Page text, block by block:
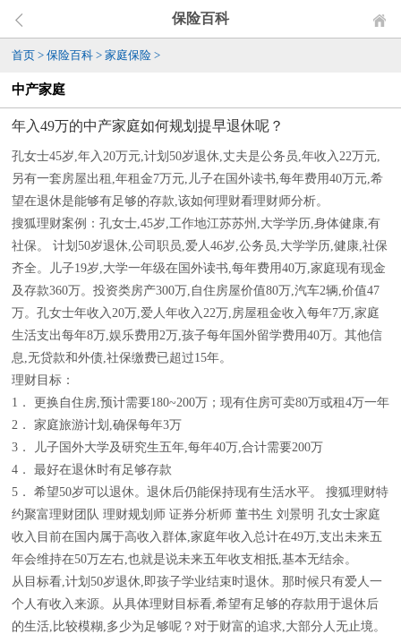
保险百科
首页 > 保险百科 > 家庭保险 >
中产家庭
年入49万的中产家庭如何规划提早退休呢？
孔女士45岁,年入20万元,计划50岁退休,丈夫是公务员,年收入22万元,
另有一套房屋出租,年租金7万元,儿子在国外读书,每年费用40万元,希
望在退休是能够有足够的存款,该如何理财看理财师分析。
搜狐理财案例：孔女士,45岁,工作地江苏苏州,大学学历,身体健康,有
社保。 计划50岁退休,公司职员,爱人46岁,公务员,大学学历,健康,社保
齐全。儿子19岁,大学一年级在国外读书,每年费用40万,家庭现有现金
及存款360万。投资类房产300万,自住房屋价值80万,汽车2辆,价值47
万。孔女士年收入20万,爱人年收入22万,房屋租金收入每年7万,家庭
生活支出每年8万,娱乐费用2万,孩子每年国外留学费用40万。其他信
息,无贷款和外债,社保缴费已超过15年。
理财目标：
1． 更换自住房,预计需要180~200万；现有住房可卖80万或租4万一年
2． 家庭旅游计划,确保每年3万
3． 儿子国外大学及研究生五年,每年40万,合计需要200万
4． 最好在退休时有足够存款
5． 希望50岁可以退休。退休后仍能保持现有生活水平。 搜狐理财特
约聚富理财团队 理财规划师 证券分析师 董书生 刘景明 孔女士家庭
收入目前在国内属于高收入群体,家庭年收入总计在49万,支出未来五
年会维持在50万左右,也就是说未来五年收支相抵,基本无结余。
从目标看,计划50岁退休,即孩子学业结束时退休。那时候只有爱人一
个人有收入来源。从具体理财目标看,希望有足够的存款用于退休后
的生活,比较模糊,多少为足够呢？对于财富的追求,大部分人无止境。